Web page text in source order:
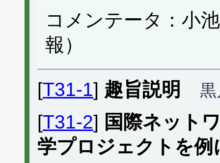
コメンテータ：小
報）
[T31-1] 趣旨説明
[T31-2] 国際ネット
学プロジェクトを例